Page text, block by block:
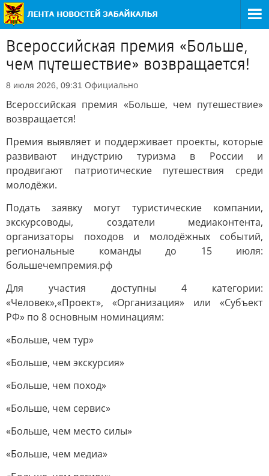
Всероссийская премия «Больше,
чем путешествие» возвращается!
8 июля 2026, 09:31 Официально
Всероссийская премия «Больше, чем путешествие»
возвращается!
Премия выявляет и поддерживает проекты, которые
развивают индустрию туризма в России и
продвигают патриотические путешествия среди
молодёжи.
Подать заявку могут туристические компании,
экскурсоводы, создатели медиаконтента,
организаторы походов и молодёжных событий,
региональные команды до 15 июля:
большечемпремия.рф
Для участия доступны 4 категории:
«Человек»,«Проект», «Организация» или «Субъект
РФ» по 8 основным номинациям:
«Больше, чем тур»
«Больше, чем экскурсия»
«Больше, чем поход»
«Больше, чем сервис»
«Больше, чем место силы»
«Больше, чем медиа»